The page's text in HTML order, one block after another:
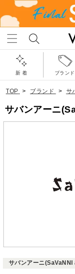
新 着 ブランド
TOP > ブランド > サ
サバンアーニ
サバンアーニ